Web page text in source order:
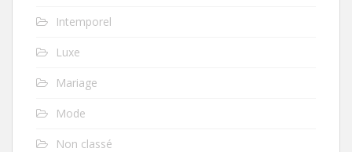
Intemporel
Luxe
Mariage
Mode
Non classé